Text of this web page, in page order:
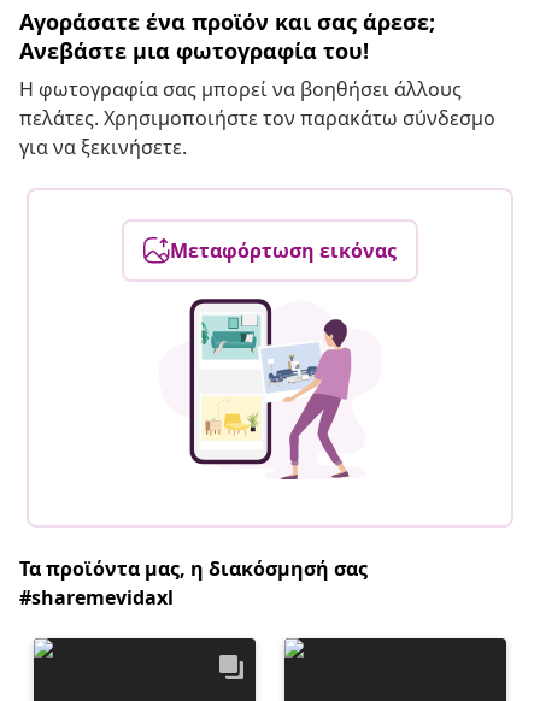
Αγοράσατε ένα προϊόν και σας άρεσε;
Ανεβάστε μια φωτογραφία του!
Η φωτογραφία σας μπορεί να βοηθήσει άλλους
πελάτες. Χρησιμοποιήστε τον παρακάτω σύνδεσμο
για να ξεκινήσετε.
Μεταφόρτωση εικόνας
Τα προϊόντα μας, η διακόσμησή σας
#sharemevidaxl